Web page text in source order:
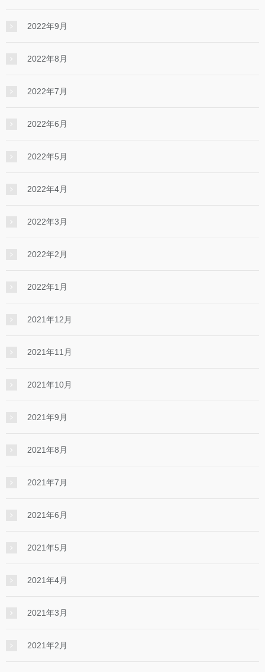
2022年9月
2022年8月
2022年7月
2022年6月
2022年5月
2022年4月
2022年3月
2022年2月
2022年1月
2021年12月
2021年11月
2021年10月
2021年9月
2021年8月
2021年7月
2021年6月
2021年5月
2021年4月
2021年3月
2021年2月